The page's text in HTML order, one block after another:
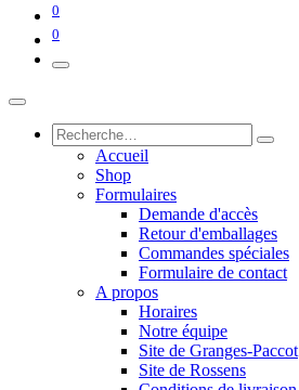
0
0
Accueil
Shop
Formulaires
Demande d'accès
Retour d'emballages
Commandes spéciales
Formulaire de contact
A propos
Horaires
Notre équipe
Site de Granges-Paccot
Site de Rossens